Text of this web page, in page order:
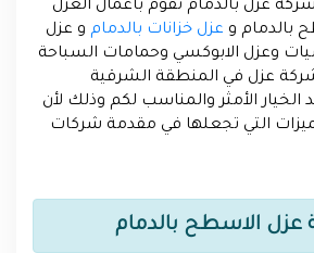
شركة عزل بالدمام تقوم بأعمال العزل
بالدمام و عزل خزانات بالدمام و عزل
وعزل الابوكسي وحمامات السباحة
عزل في المنطقة الشرقية
الخيار الأمثر والمناسب لكم وذلك لأن
التي تجعلها في مقدمة شركات
عزل الاسطح بالدمام